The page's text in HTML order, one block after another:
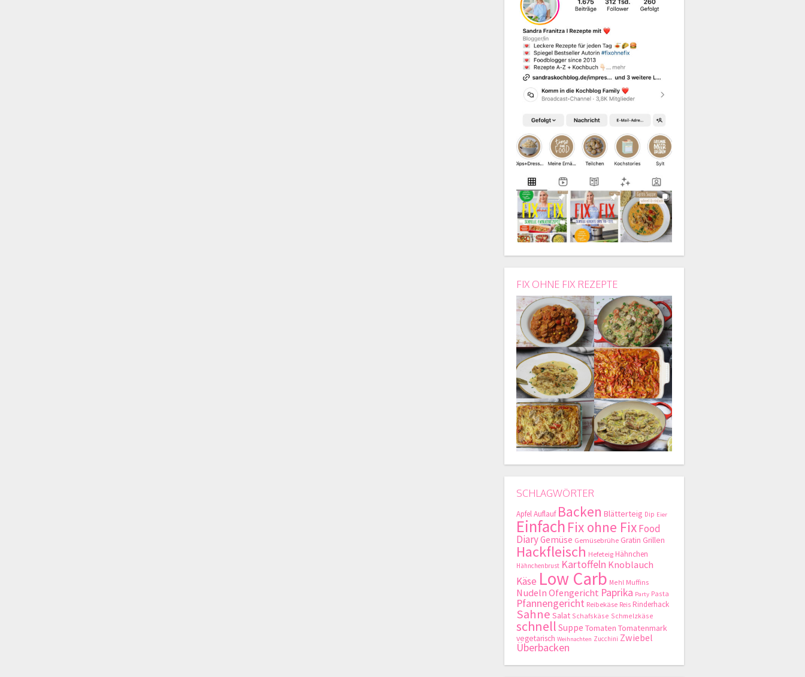
FIX OHNE FIX REZEPTE
SCHLAGWÖRTER
ApfelAuflauf Backen Blätterteig Dip Eier
Einfach Fix ohne FixFood
DiaryGemüse Gemüsebrühe Gratin Grillen
Hackfleisch Hefeteig Hähnchen
Hähnchenbrust Kartoffeln Knoblauch
Käse Low Carb Mehl Muffins
NudelnOfengericht Paprika Party Pasta
Pfannengericht Reibekäse Reis Rinderhack
Sahne Salat Schafskäse Schmelzkäse
schnell Suppe Tomaten Tomatenmark
vegetarisch Weihnachten Zucchini Zwiebel
Überbacken